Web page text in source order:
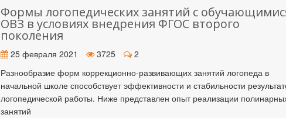
Формы логопедических занятий с
ОВЗ в условиях внедрения ФГОС второго
поколения
25 февраля 2021 3725
2
Разнообразие форм коррекционно-развивающих занятий логопеда в
начальной школе способствует эффективности и стабильности
логопедической работы. Ниже представлен опыт реализации
занятий